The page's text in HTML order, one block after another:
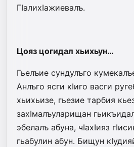
ГIалихIажиевалъ.
Цояз цогидал хьихьун…
Гьелъие сундулъго
Анлъго ясги кIиго васги
хьихьизе, гьезие тарбия
захIмалъуларищан
эбелалъ абуна, чIахIияз
гьабулин абун. Бищун